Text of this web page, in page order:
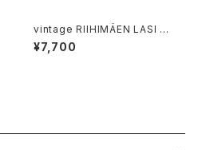
vintage RIIHIMÄEN LASI SC
ALA glass jar / ヴィンテージ
オーレ・パルスビー スカーラ ガ
¥7,700